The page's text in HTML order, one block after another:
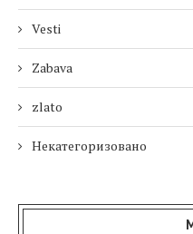
Vesti
Zabava
zlato
Некатегоризовано